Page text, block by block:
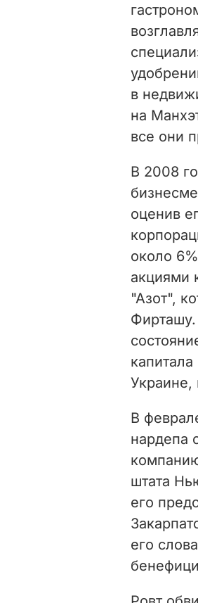
в
на
все они
В 2008
оценив
около
акциями
"Азот",
Фирташу.
Украине,
В
нардепа
штата
его
его